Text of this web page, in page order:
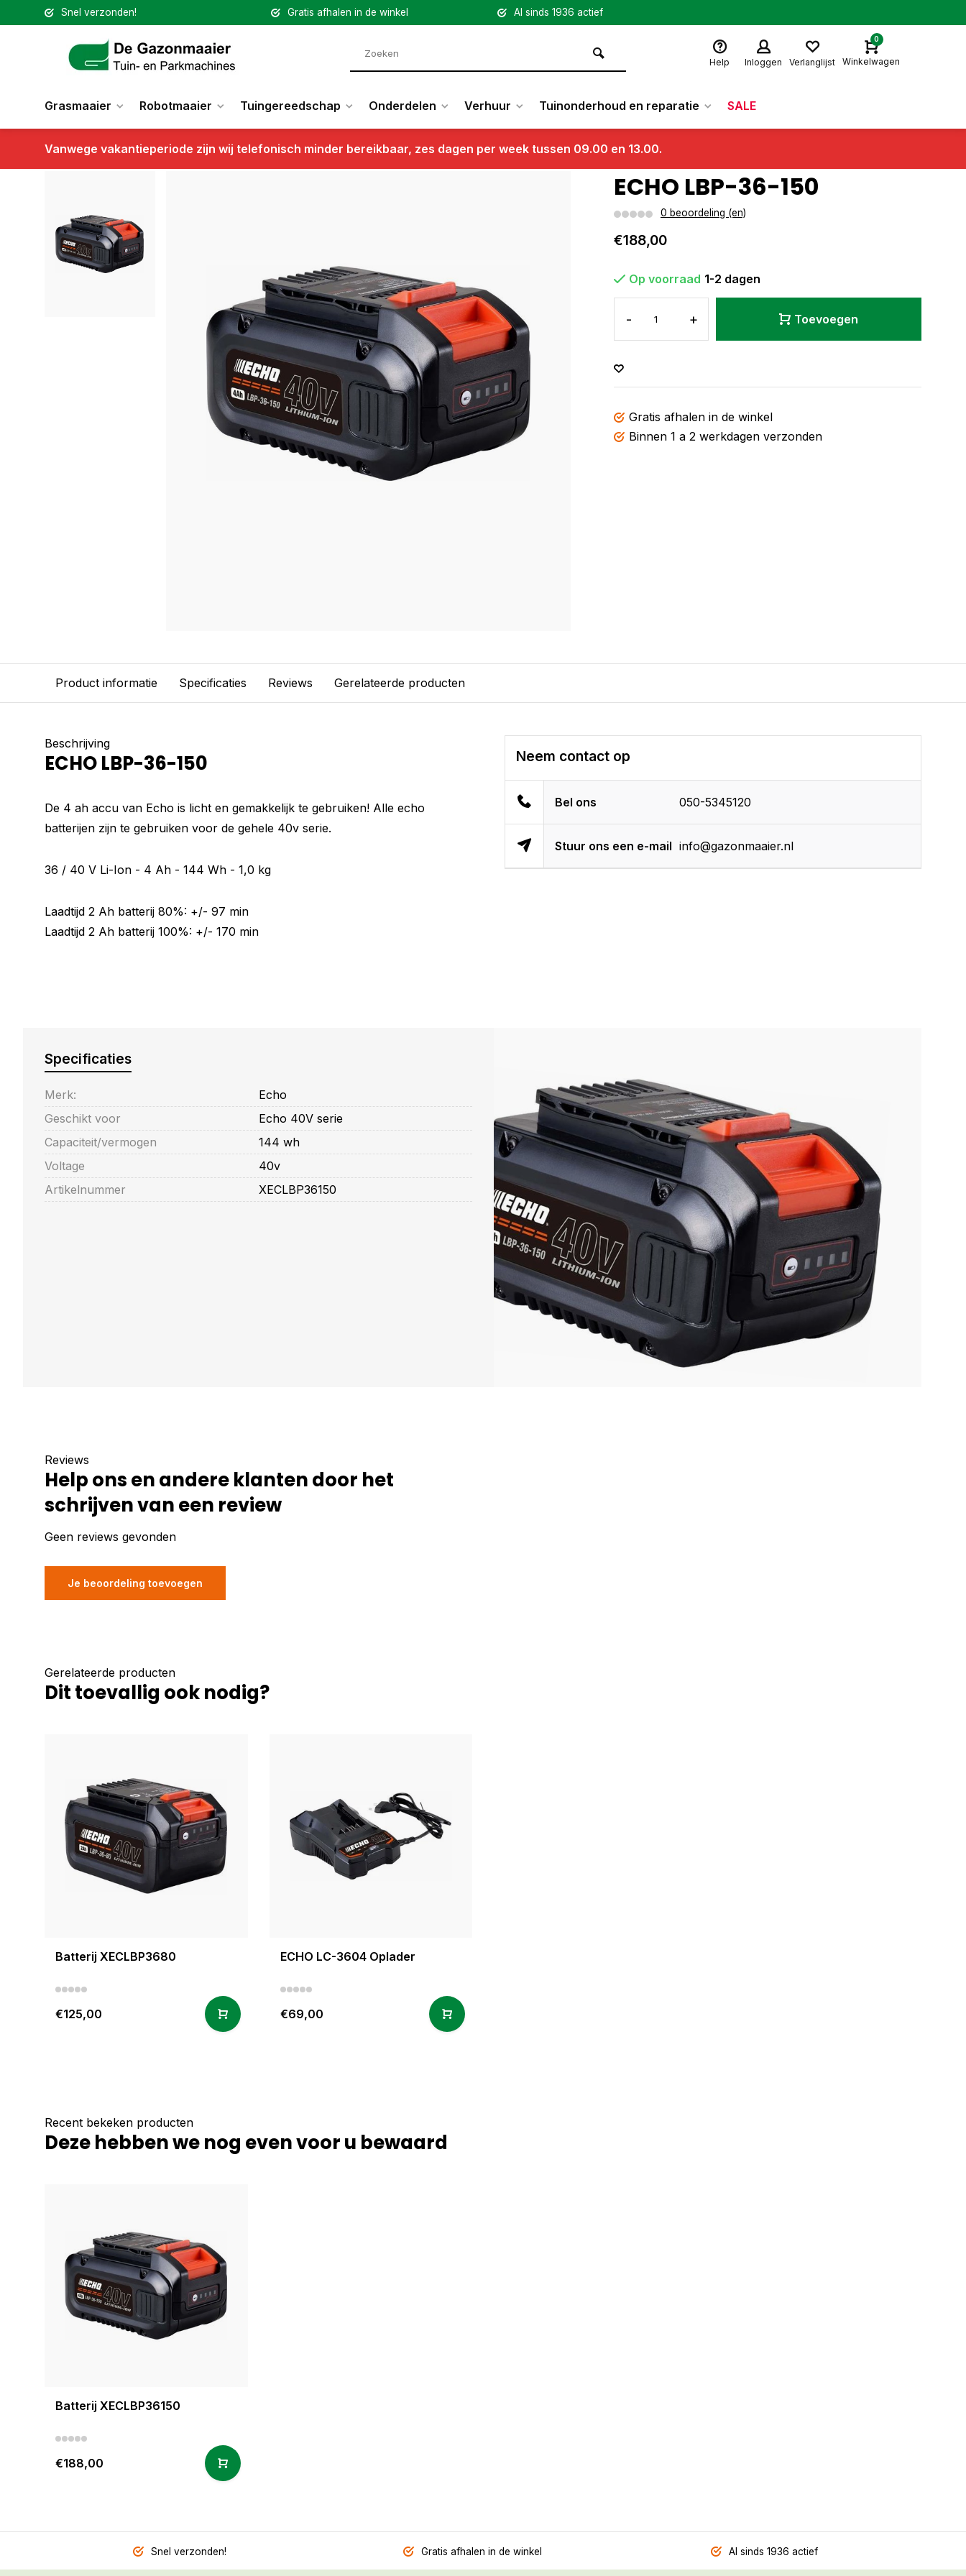
Snel verzonden! Gratis afhalen in de winkel Al sinds 1936 actief
Help Inloggen Verlanglijst
0
Winkelwagen
Grasmaaier Robotmaaier Tuingereedschap Onderdelen Verhuur Tuinonderhoud en reparatie SALE
Vanwege vakantieperiode zijn wij telefonisch minder bereikbaar, zes dagen per week tussen 09.00 en 13.00.
Terug ECHO LBP-36-150
ECHO LBP-36-150
0 beoordeling (en)
€188,00
Op voorraad 1-2 dagen
- + Toevoegen
Gratis afhalen in de winkel
Binnen 1 a 2 werkdagen verzonden
Product informatie Specificaties Reviews Gerelateerde producten
Beschrijving
ECHO LBP-36-150
De 4 ah accu van Echo is licht en gemakkelijk te gebruiken! Alle echo
batterijen zijn te gebruiken voor de gehele 40v serie.
36 / 40 V Li-Ion - 4 Ah - 144 Wh - 1,0 kg
Laadtijd 2 Ah batterij 80%: +/- 97 min
Laadtijd 2 Ah batterij 100%: +/- 170 min
Neem contact op
Bel ons 050-5345120
Stuur ons een e-mail info@gazonmaaier.nl
Specificaties
Merk:
Echo
Geschikt voor
Echo 40V serie
Capaciteit/vermogen
144 wh
Voltage
40v
Artikelnummer
XECLBP36150
Reviews
Help ons en andere klanten door het
schrijven van een review
Geen reviews gevonden
Je beoordeling toevoegen
Gerelateerde producten
Dit toevallig ook nodig?
Batterij XECLBP3680
€125,00
ECHO LC-3604 Oplader
€69,00
Recent bekeken producten
Deze hebben we nog even voor u bewaard
Batterij XECLBP36150
€188,00
Snel verzonden! Gratis afhalen in de winkel Al sinds 1936 actief